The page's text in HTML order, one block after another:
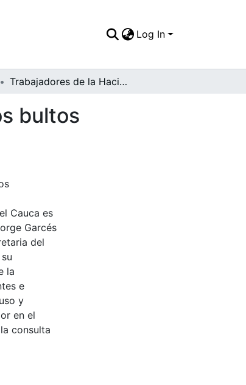
Log In
Trabajadores de la Hacienda Arroyohondo junto a los bultos empaquetados de la cosecha de arroz
bultos
Cauca es
Garcés
del
la
e
y
en el
consulta